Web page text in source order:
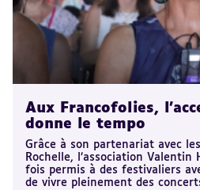
Aux Francofolies,
donne le tempo
Grâce à son partenariat avec
Rochelle, l’association Valentin
fois permis à des festivaliers
de vivre pleinement des